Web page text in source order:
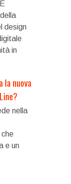
design
in
la nuova
nella
che
e un